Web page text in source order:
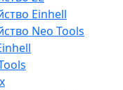
Einhell
Neo Tools